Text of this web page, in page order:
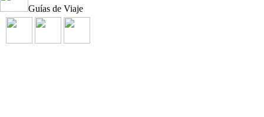
Guías de Viaje